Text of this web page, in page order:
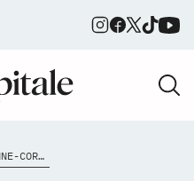
VIOLENZA-DONNE-CORTE-CONTI-457-MILIONI-CENTRI-ANTIVIOLENZA-CASE-RIFUGIO